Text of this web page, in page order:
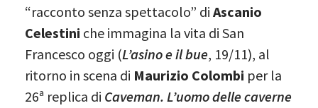
“racconto senza spettacolo” di Ascanio
Celestini che immagina la vita di San
Francesco oggi (L’asino e il bue, 19/11), al
ritorno in scena di Maurizio Colombi per la
26ª replica di Caveman. L’uomo delle caverne